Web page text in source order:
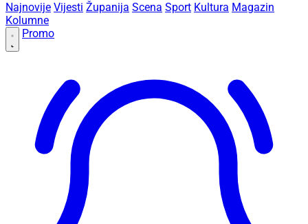
Najnovije Vijesti Županija Scena Sport Kultura Magazin
Kolumne
Promo